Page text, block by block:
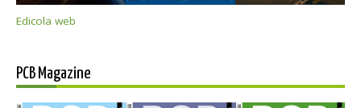
Edicola web
PCB Magazine